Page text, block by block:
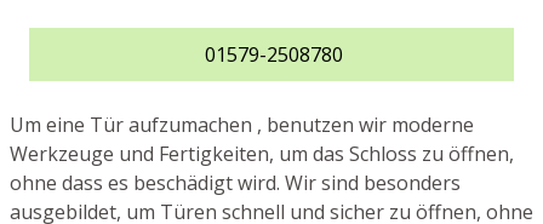
01579-2508780
Um eine Tür aufzumachen , benutzen wir moderne
Werkzeuge und Fertigkeiten, um das Schloss zu öffnen,
ohne dass es beschädigt wird. Wir sind besonders
ausgebildet, um Türen schnell und sicher zu öffnen, ohne